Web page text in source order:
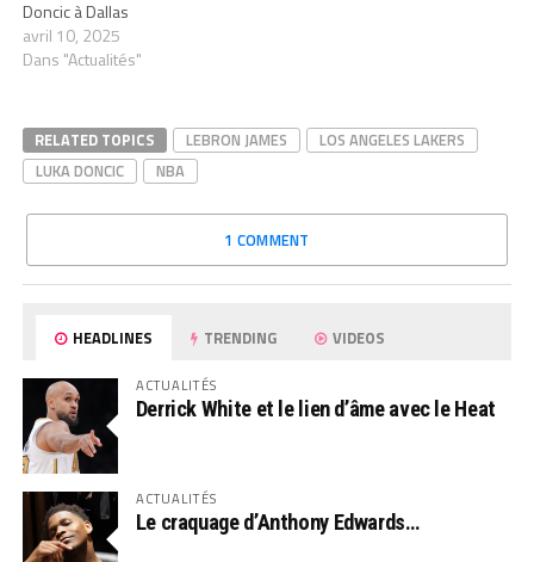
Doncic à Dallas
avril 10, 2025
Dans "Actualités"
RELATED TOPICS LEBRON JAMES
LOS ANGELES LAKERS
LUKA DONCIC
NBA
1 COMMENT
HEADLINES TRENDING VIDEOS
ACTUALITÉS
Derrick White et le lien d’âme avec le Heat
ACTUALITÉS
Le craquage d’Anthony Edwards…